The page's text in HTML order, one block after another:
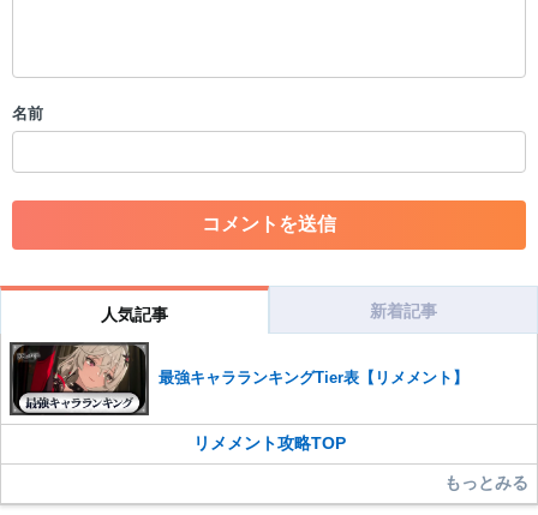
・一度削除された投稿を再び投稿すること
・アカウントの売買など金銭が絡む内容の投稿
・各ゲームのネタバレを含む内容の投稿
・その他、管理者が不適切と判断した投稿
だけますでしょうか。
コメントの削除を申請する
※投稿内容を確認後、順次対応さ
せていただきます。ご了承ください。
※一度削除したコメントは復元ができませんのでご注意くだ
さい。
また、過度な利用規約の違反や、弊社に損害の及ぶ内容の書き込みがあ
った場合は、法的措置をとらせていただく場合もございますので、あら
名前
人気記事 新着記事
最強キャラランキングTier表【リメメント】
リメメント攻略TOP
もっとみる